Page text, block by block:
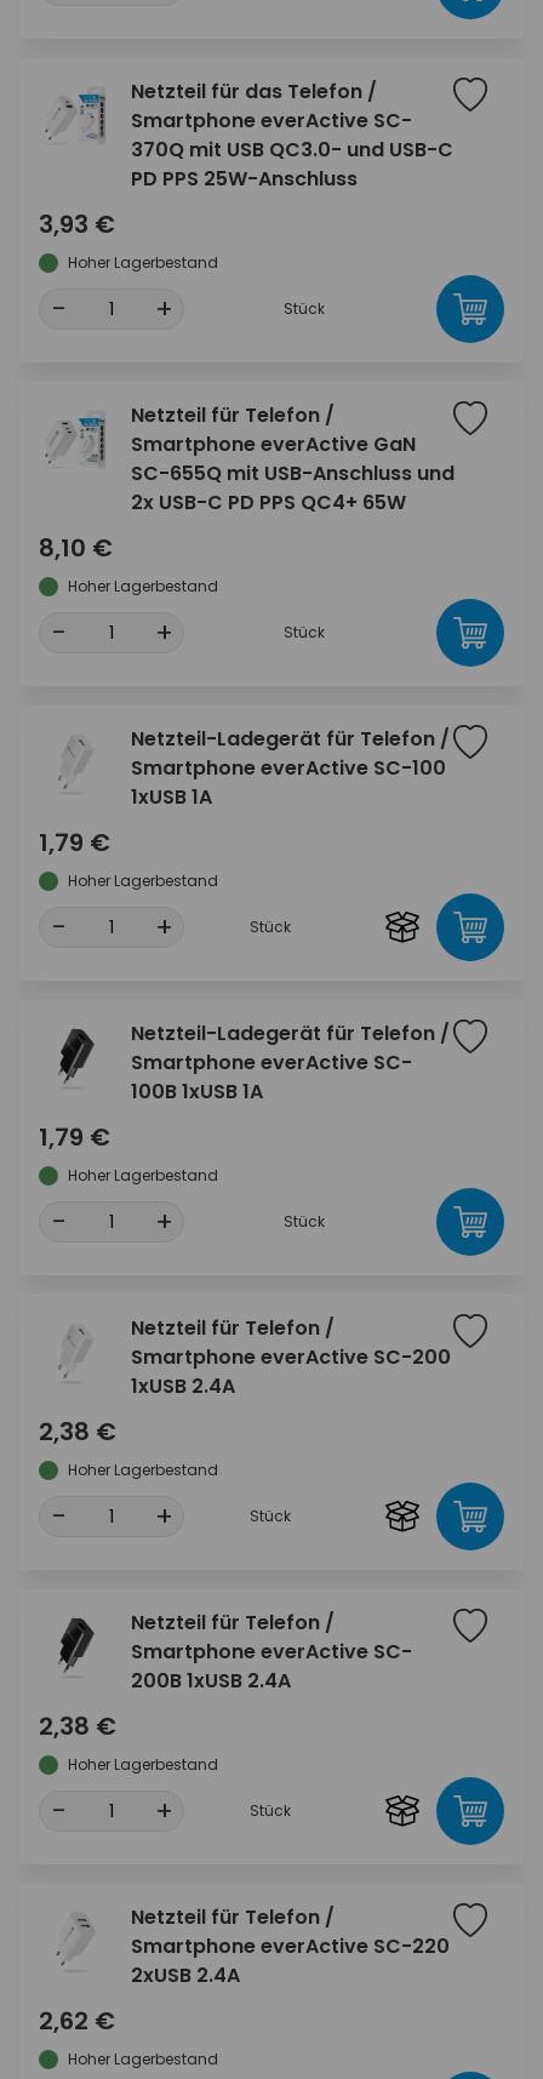
Netzteil für das Telefon /
Smartphone everActive SC-
370Q mit USB QC3.0- und USB-C
PD PPS 25W-Anschluss
3,93 €
Hoher Lagerbestand
- + Stück
Netzteil für Telefon /
Smartphone everActive GaN
SC-655Q mit USB-Anschluss und
2x USB-C PD PPS QC4+ 65W
8,10 €
Hoher Lagerbestand
- + Stück
Netzteil-Ladegerät für Telefon /
Smartphone everActive SC-100
1xUSB 1A
1,79 €
Hoher Lagerbestand
- + Stück
Netzteil-Ladegerät für Telefon /
Smartphone everActive SC-
100B 1xUSB 1A
1,79 €
Hoher Lagerbestand
- + Stück
Netzteil für Telefon /
Smartphone everActive SC-200
1xUSB 2.4A
2,38 €
Hoher Lagerbestand
- + Stück
Netzteil für Telefon /
Smartphone everActive SC-
200B 1xUSB 2.4A
2,38 €
Hoher Lagerbestand
- + Stück
Netzteil für Telefon /
Smartphone everActive SC-220
2xUSB 2.4A
2,62 €
Hoher Lagerbestand